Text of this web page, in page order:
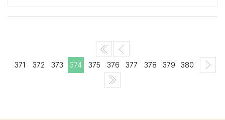
371 372 373 374 375 376 377 378 379 380